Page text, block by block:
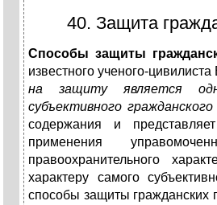
40. Защита
Способы защиты
известного ученого-
на защиту является
субъективного гражданского
содержания и
применения
правоохранительного
характеру самого
способы защиты гражданских